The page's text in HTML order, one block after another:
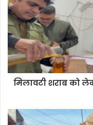
मिलावटी शराब को